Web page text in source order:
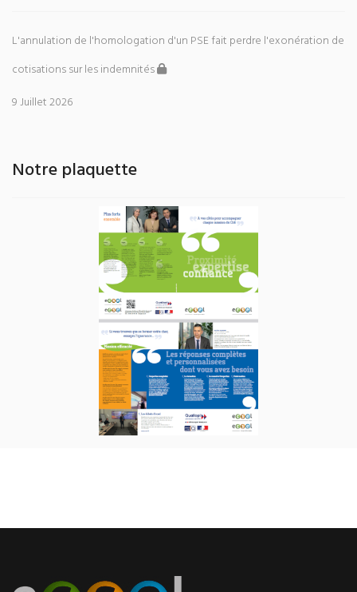
L'annulation de l'homologation d'un PSE fait perdre l'exonération de
cotisations sur les indemnités
9 Juillet 2026
Notre plaquette